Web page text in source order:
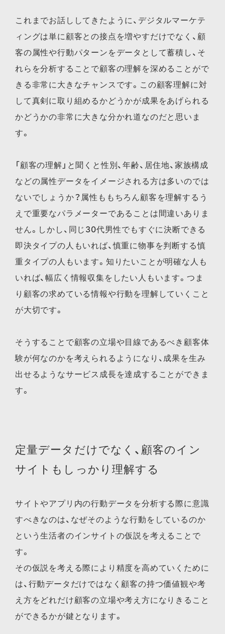
これまでお話ししてきたように、デジタルマーケテ
ィングは単に顧客との接点を増やすだけでなく、顧
客の属性や行動パターンをデータとして蓄積し、そ
れらを分析することで顧客の理解を深めることがで
きる非常に大きなチャンスです。この顧客理解に対
して真剣に取り組めるかどうかが成果をあげられる
かどうかの非常に大きな分かれ道なのだと思いま
す。
「顧客の理解」と聞くと性別、年齢、居住地、家族構成
などの属性データをイメージされる方は多いのでは
ないでしょうか？属性ももちろん顧客を理解するう
えで重要なパラメーターであることは間違いありま
せん。しかし、同じ30代男性でもすぐに決断できる
即決タイプの人もいれば、慎重に物事を判断する慎
重タイプの人もいます。知りたいことが明確な人も
いれば、幅広く情報収集をしたい人もいます。つま
り顧客の求めている情報や行動を理解していくこと
が大切です。
そうすることで顧客の立場や目線であるべき顧客体
験が何なのかを考えられるようになり、成果を生み
出せるようなサービス成長を達成することができま
す。
定量データだけでなく、顧客のイン
サイトもしっかり理解する
サイトやアプリ内の行動データを分析する際に意識
すべきなのは、なぜそのような行動をしているのか
という生活者のインサイトの仮説を考えることで
す。
その仮説を考える際により精度を高めていくために
は、行動データだけではなく顧客の持つ価値観や考
え方をどれだけ顧客の立場や考え方になりきること
ができるかが鍵となります。